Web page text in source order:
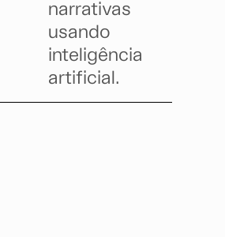
narrativas
usando
inteligência
artificial.